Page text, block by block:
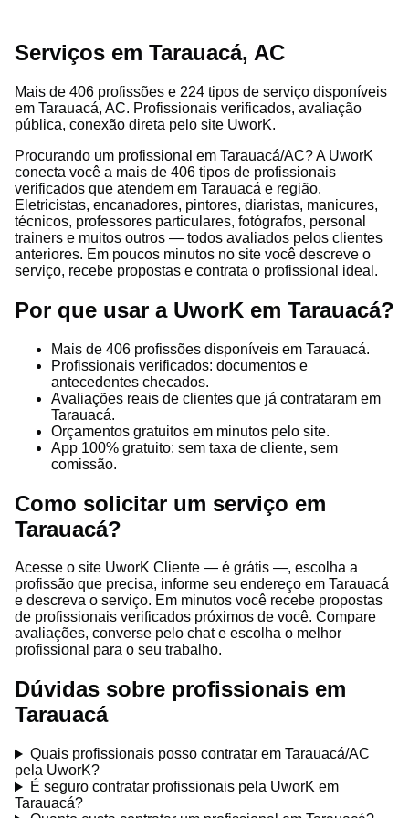
Serviços em Tarauacá, AC
Mais de 406 profissões e 224 tipos de serviço disponíveis
em Tarauacá, AC. Profissionais verificados, avaliação
pública, conexão direta pelo site UworK.
Procurando um profissional em Tarauacá/AC? A UworK
conecta você a mais de 406 tipos de profissionais
verificados que atendem em Tarauacá e região.
Eletricistas, encanadores, pintores, diaristas, manicures,
técnicos, professores particulares, fotógrafos, personal
trainers e muitos outros — todos avaliados pelos clientes
anteriores. Em poucos minutos no site você descreve o
serviço, recebe propostas e contrata o profissional ideal.
Por que usar a UworK em Tarauacá?
Mais de 406 profissões disponíveis em Tarauacá.
Profissionais verificados: documentos e
antecedentes checados.
Avaliações reais de clientes que já contrataram em
Tarauacá.
Orçamentos gratuitos em minutos pelo site.
App 100% gratuito: sem taxa de cliente, sem
comissão.
Como solicitar um serviço em
Tarauacá?
Acesse o site UworK Cliente — é grátis —, escolha a
profissão que precisa, informe seu endereço em Tarauacá
e descreva o serviço. Em minutos você recebe propostas
de profissionais verificados próximos de você. Compare
avaliações, converse pelo chat e escolha o melhor
profissional para o seu trabalho.
Dúvidas sobre profissionais em
Tarauacá
Quais profissionais posso contratar em Tarauacá/AC
pela UworK?
É seguro contratar profissionais pela UworK em
Tarauacá?